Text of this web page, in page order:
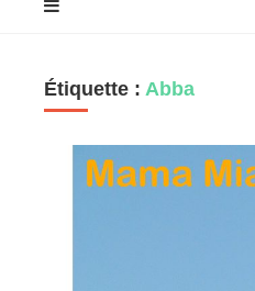
Étiquette : Abba